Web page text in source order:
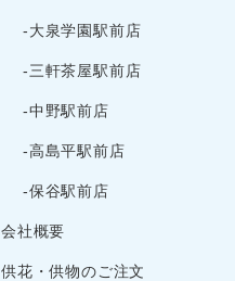
-大泉学園駅前店
-三軒茶屋駅前店
-中野駅前店
-高島平駅前店
-保谷駅前店
会社概要
供花・供物のご注文